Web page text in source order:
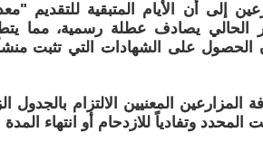
إلى أن الأيام المتبقية للتقديم
الحالي يصادف عطلة رسمية، مما
الحصول على الشهادات التي تثبت
المزارعين المعنيين الالتزام بالجدول
وتفادياً للازدحام أو انتهاء المدة